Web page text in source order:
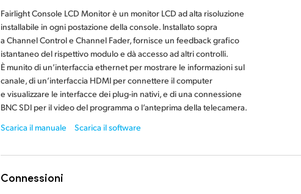
Fairlight Console LCD Monitor è un monitor LCD ad alta risoluzione
installabile in ogni postazione della console. Installato sopra
a Channel Control e Channel Fader, fornisce un feedback grafico
istantaneo del rispettivo modulo e dà accesso ad altri controlli.
È munito di un’interfaccia ethernet per mostrare le informazioni sul
canale, di un’interfaccia HDMI per connettere il computer
e visualizzare le interfacce dei plug-in nativi, e di una connessione
BNC SDI per il video del programma o l’anteprima della telecamera.
Scarica il manuale
Scarica il software
Connessioni